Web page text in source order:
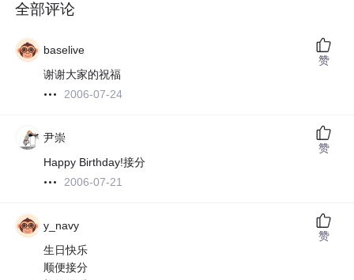
全部评论
baselive
谢谢大家的祝福
2006-07-24
赞
尹崇
Happy Birthday!接分
2006-07-21
赞
y_navy
生日快乐
顺便接分
赞